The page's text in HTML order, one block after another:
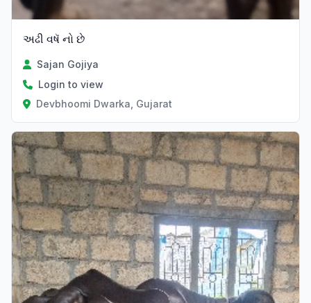
અઢી વષૅ નો છે
Sajan Gojiya
Login to view
Devbhoomi Dwarka, Gujarat